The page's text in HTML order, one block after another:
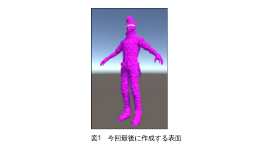
図1 今回最後に作成する表面